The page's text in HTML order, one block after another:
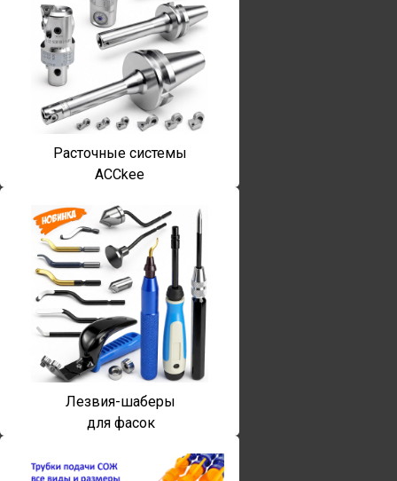
Расточные системы
ACCkee
Лезвия-шаберы
для фасок